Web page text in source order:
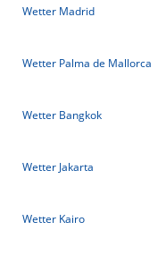
Wetter Madrid
Wetter Palma de Mallorca
Wetter Bangkok
Wetter Jakarta
Wetter Kairo